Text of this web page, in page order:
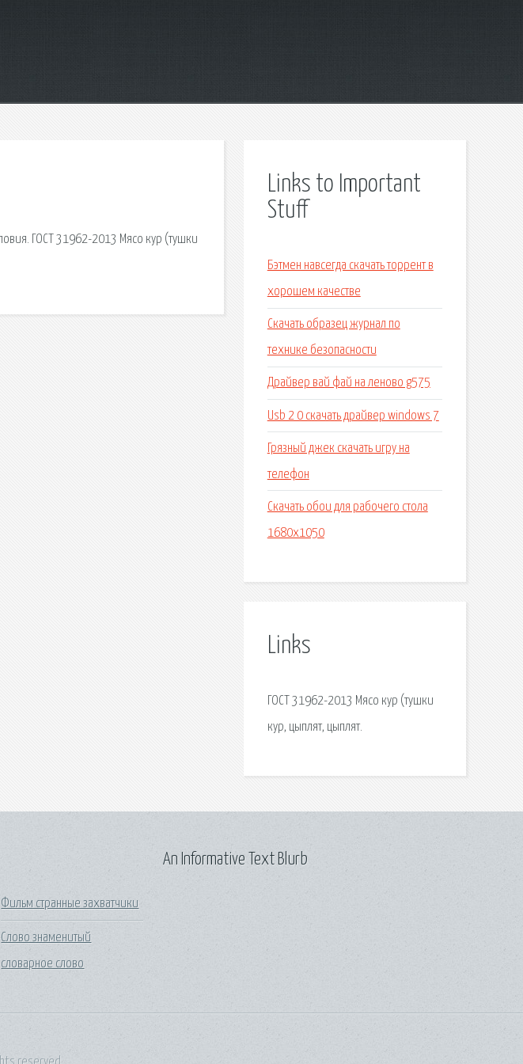
ГОСТ 31962-2013 Мясо кур (тушки
Links to Important
Stuff
Бэтмен навсегда скачать торрент в
хорошем качестве
Скачать образец журнал по
технике безопасности
Драйвер вай фай на леново g575
Usb 2 0 скачать драйвер windows 7
Грязный джек скачать игру на
телефон
Скачать обои для рабочего стола
1680x1050
Links
ГОСТ 31962-2013 Мясо кур (тушки
кур, цыплят, цыплят.
Фильм странные захватчики
Слово знаменитый
словарное слово
An Informative Text Blurb